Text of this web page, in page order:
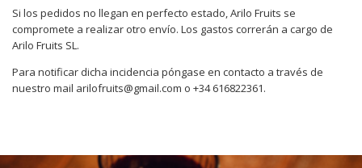
Si los pedidos no llegan en perfecto estado, Arilo Fruits se
compromete a realizar otro envío. Los gastos correrán a cargo de
Arilo Fruits SL.
Para notificar dicha incidencia póngase en contacto a través de
nuestro mail arilofruits@gmail.com o +34 616822361.